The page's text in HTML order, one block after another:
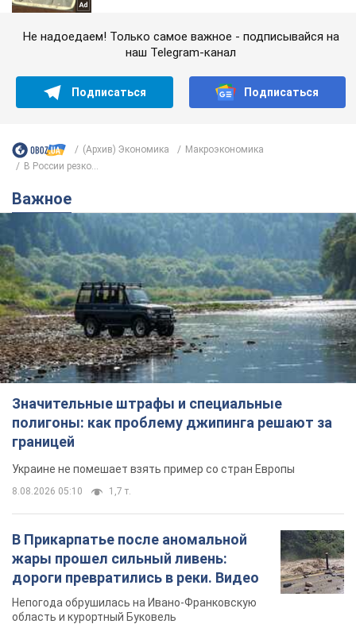
Не надоедаем! Только самое важное - подписывайся на
наш Telegram-канал
Подписаться Подписаться
(Архив) Экономика
Mакроэкономика
В России резко...
Важное
Значительные штрафы и специальные
полигоны: как проблему джипинга решают за
границей
Украине не помешает взять пример со стран Европы
8.08.2026 05:10 1,7 т.
В Прикарпатье после аномальной
жары прошел сильный ливень:
дороги превратились в реки. Видео
Непогода обрушилась на Ивано-Франковскую
область и курортный Буковель